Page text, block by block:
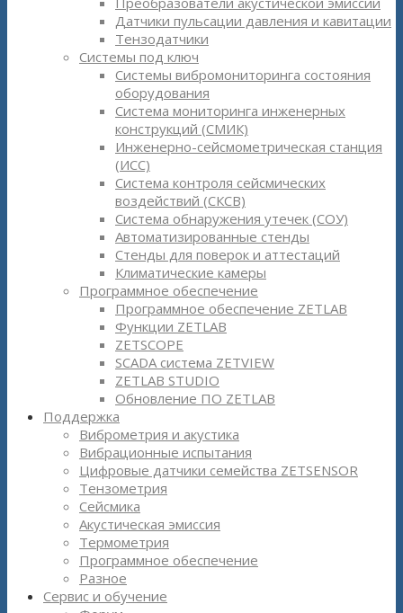
Датчики пульсации давления и кавитации
Тензодатчики
Системы под ключ
Системы вибромониторинга состояния
оборудования
Система мониторинга инженерных
конструкций (СМИК)
Инженерно-сейсмометрическая станция
(ИСС)
Система контроля сейсмических
воздействий (СКСВ)
Система обнаружения утечек (СОУ)
Автоматизированные стенды
Стенды для поверок и аттестаций
Климатические камеры
Программное обеспечение
Программное обеспечение ZETLAB
Функции ZETLAB
ZETSCOPE
SCADA система ZETVIEW
ZETLAB STUDIO
Обновление ПО ZETLAB
Поддержка
Виброметрия и акустика
Вибрационные испытания
Цифровые датчики семейства ZETSENSOR
Тензометрия
Сейсмика
Акустическая эмиссия
Термометрия
Программное обеспечение
Разное
Сервис и обучение